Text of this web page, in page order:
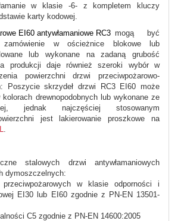
w klasie -6- z kompletem kluczy
karty kodowej.
EI60 antywłamaniowe RC3 mogą być
zamówienie w ościeżnice blokowe lub
lub wykonane na zadaną grubość
produkcji daje również szeroki wybór w
powierzchni drzwi przeciwpożarowo-
Poszycie skrzydeł drzwi RC3 EI60 może
drewnopodobnych lub wykonane ze
jednak najczęściej stosowanym
jest lakierowanie proszkowe na
stalowych drzwi antywłamaniowych
dymoszczelnych:
w klasie odporności i
EI30 lub EI60 zgodnie z PN-EN 13501-
C5 zgodnie z PN-EN 14600:2005